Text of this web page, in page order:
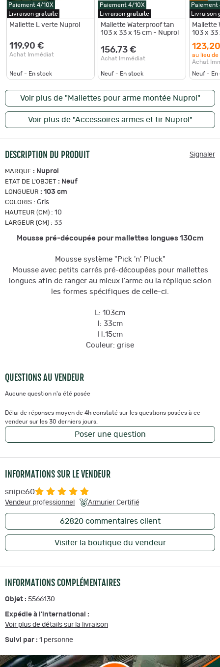
Paiement 4/10X
Livraison gratuite
Mallette L verte Nuprol
119,90 €
Achat Immédiat
Neuf - En stock
Paiement 4/10X
Livraison gratuite
Mallette Waterproof tan
103 x 33 x 15 cm - Nuprol
156,73 €
Achat Immédiat
Neuf - En stock
Paiement
Livraison
Mallette
103 x 33
au lieu de
Achat
Neuf - En
Voir plus de "Mallettes pour arme montée Nuprol"
Voir plus de "Accessoires armes et tir Nuprol"
DESCRIPTION DU PRODUIT Signaler
MARQUE : Nuprol
ETAT DE L'OBJET : Neuf
LONGUEUR : 103 cm
COLORIS : Gris
HAUTEUR (CM) : 10
LARGEUR (CM) : 33
Mousse pré-découpée pour mallettes longues 130cm
Mousse système "Pick 'n' Pluck"
Mousse avec petits carrés pré-découpées pour mallettes
longues afin de ranger au mieux l'arme ou la réplique selon
les formes spécifiques de celle-ci.
L: 103cm
l: 33cm
H:15cm
Couleur: grise
QUESTIONS AU VENDEUR
Aucune question n'a été posée
Délai de réponses moyen de 4h constaté sur les questions posées à ce
vendeur sur les 30 derniers jours.
Poser une question
INFORMATIONS SUR LE VENDEUR
snipe60
Vendeur professionnel Armurier Certifié
62820commentaires client
Visiter la boutique du vendeur
INFORMATIONS COMPLÉMENTAIRES
Objet : 5566130
Expédie à l'international :
Voir plus de détails sur la livraison
Suivi par : 1 personne